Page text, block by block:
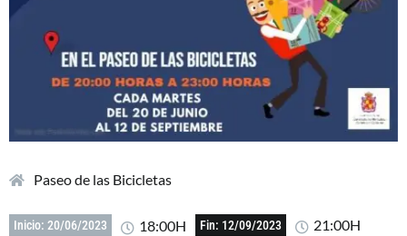
Paseo de las Bicicletas
Inicio: 20/06/2023 18:00H Fin: 12/09/2023 21:00H